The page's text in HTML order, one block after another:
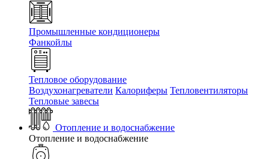
Промышленные кондиционеры
Фанкойлы
Тепловое оборудование
Воздухонагреватели Калориферы Тепловентиляторы
Тепловые завесы
Отопление и водоснабжение
Отопление и водоснабжение